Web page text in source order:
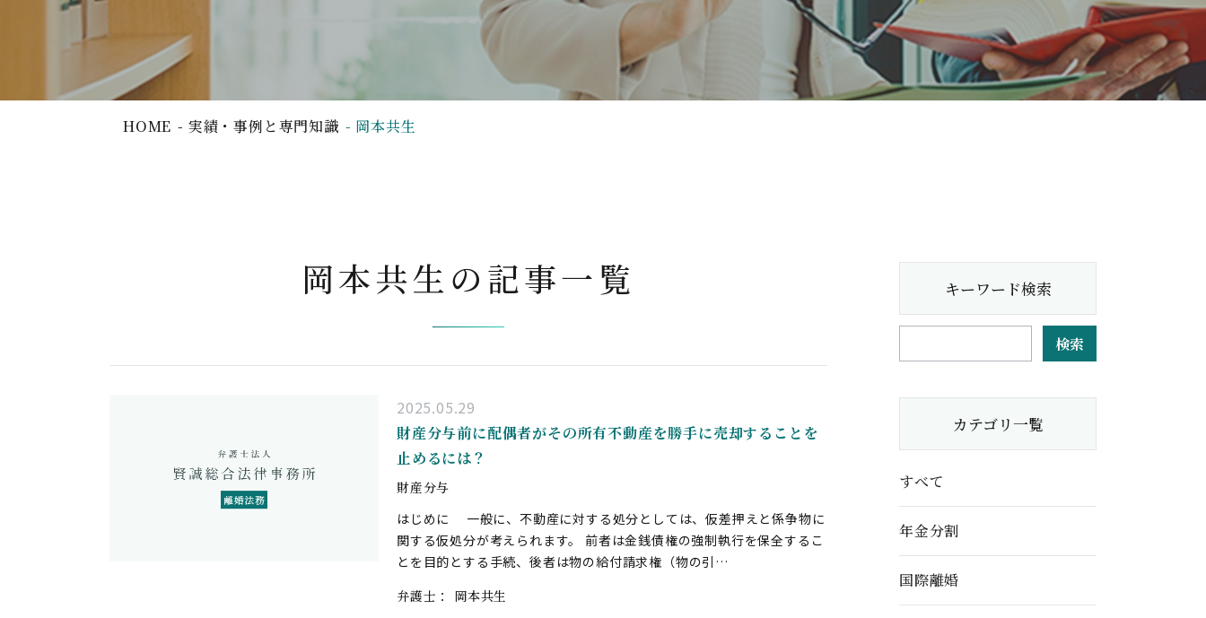
HOME 実績・事例と専門知識 岡本共生
岡本共生の記事一覧
2025.05.29
財産分与前に配偶者がその所有不動産を勝手に売却することを
止めるには？
財産分与
はじめに 一般に、不動産に対する処分としては、仮差押えと係争物に
関する仮処分が考えられます。 前者は金銭債権の強制執行を保全するこ
とを目的とする手続、後者は物の給付請求権（物の引…
弁護士： 岡本共生
キーワード検索
検索
カテゴリ一覧
すべて
年金分割
国際離婚